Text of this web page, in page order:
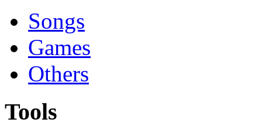
Songs
Games
Others
Tools